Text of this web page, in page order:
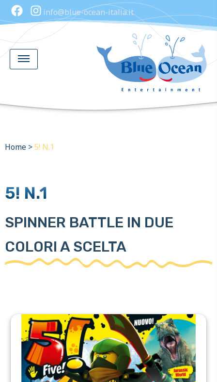
info@blue-ocean-italia.it
Home >5! N.1
5! N.1
SPINNER BATTLE IN DUE
COLORI A SCELTA